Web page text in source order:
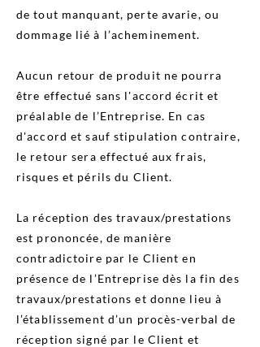
de tout manquant, perte avarie, ou
dommage lié à l’acheminement.
Aucun retour de produit ne pourra
être effectué sans l'accord écrit et
préalable de l’Entreprise. En cas
d'accord et sauf stipulation contraire,
le retour sera effectué aux frais,
risques et périls du Client.
La réception des travaux/prestations
est prononcée, de manière
contradictoire par le Client en
présence de l’Entreprise dès la fin des
travaux/prestations et donne lieu à
l’établissement d’un procès-verbal de
réception signé par le Client et